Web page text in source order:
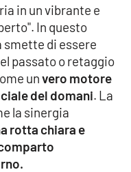
in un vibrante e
In questo
smette di essere
passato o retaggio
unvero motore
del domani. La
la sinergia
rotta chiara e